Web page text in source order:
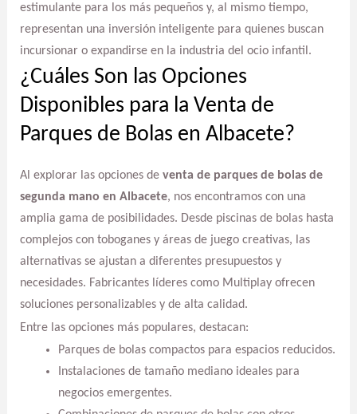
estimulante para los más pequeños y, al mismo tiempo,
representan una inversión inteligente para quienes buscan
incursionar o expandirse en la industria del ocio infantil.
¿Cuáles Son las Opciones
Disponibles para la Venta de
Parques de Bolas en Albacete?
Al explorar las opciones de venta de parques de bolas de
segunda mano en Albacete, nos encontramos con una
amplia gama de posibilidades. Desde piscinas de bolas hasta
complejos con toboganes y áreas de juego creativas, las
alternativas se ajustan a diferentes presupuestos y
necesidades. Fabricantes líderes como Multiplay ofrecen
soluciones personalizables y de alta calidad.
Entre las opciones más populares, destacan:
Parques de bolas compactos para espacios reducidos.
Instalaciones de tamaño mediano ideales para
negocios emergentes.